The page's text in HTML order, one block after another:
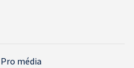
Pro média